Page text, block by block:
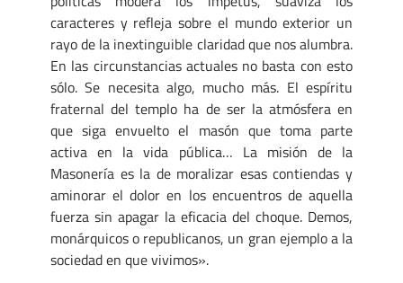
caracteres y refleja sobre el mundo exterior un
rayo de la inextinguible claridad que nos alumbra.
En las circunstancias actuales no basta con esto
sólo. Se necesita algo, mucho más. El espíritu
fraternal del templo ha de ser la atmósfera en
que siga envuelto el masón que toma parte
activa en la vida pública… La misión de la
Masonería es la de moralizar esas contiendas y
aminorar el dolor en los encuentros de aquella
fuerza sin apagar la eficacia del choque. Demos,
monárquicos o republicanos, un gran ejemplo a la
sociedad en que vivimos».